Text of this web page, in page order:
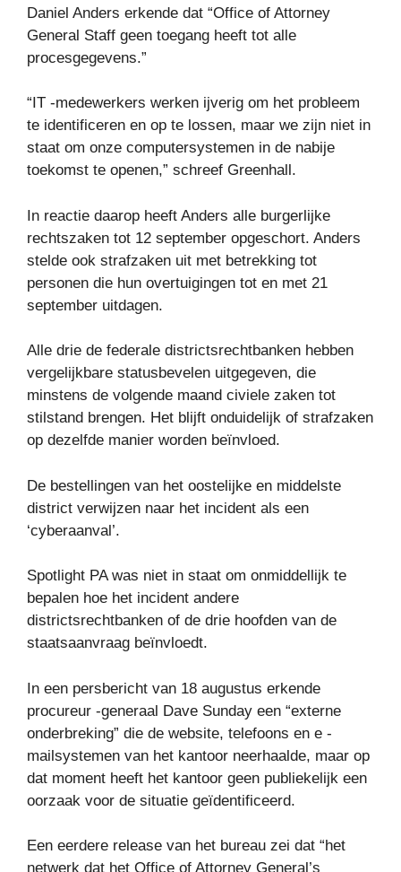
Daniel Anders erkende dat “Office of Attorney
General Staff geen toegang heeft tot alle
procesgegevens.”
“IT -medewerkers werken ijverig om het probleem
te identificeren en op te lossen, maar we zijn niet in
staat om onze computersystemen in de nabije
toekomst te openen,” schreef Greenhall.
In reactie daarop heeft Anders alle burgerlijke
rechtszaken tot 12 september opgeschort. Anders
stelde ook strafzaken uit met betrekking tot
personen die hun overtuigingen tot en met 21
september uitdagen.
Alle drie de federale districtsrechtbanken hebben
vergelijkbare statusbevelen uitgegeven, die
minstens de volgende maand civiele zaken tot
stilstand brengen. Het blijft onduidelijk of strafzaken
op dezelfde manier worden beïnvloed.
De bestellingen van het oostelijke en middelste
district verwijzen naar het incident als een
‘cyberaanval’.
Spotlight PA was niet in staat om onmiddellijk te
bepalen hoe het incident andere
districtsrechtbanken of de drie hoofden van de
staatsaanvraag beïnvloedt.
In een persbericht van 18 augustus erkende
procureur -generaal Dave Sunday een “externe
onderbreking” die de website, telefoons en e -
mailsystemen van het kantoor neerhaalde, maar op
dat moment heeft het kantoor geen publiekelijk een
oorzaak voor de situatie geïdentificeerd.
Een eerdere release van het bureau zei dat “het
netwerk dat het Office of Attorney General’s